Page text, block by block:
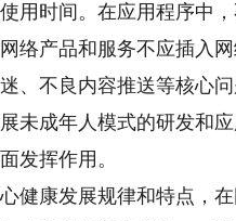
用时间。在应用程序中
络产品和服务不应插入
、不良内容推送等核心
未成年人模式的研发和
发挥作用。
康发展规律和特点，在